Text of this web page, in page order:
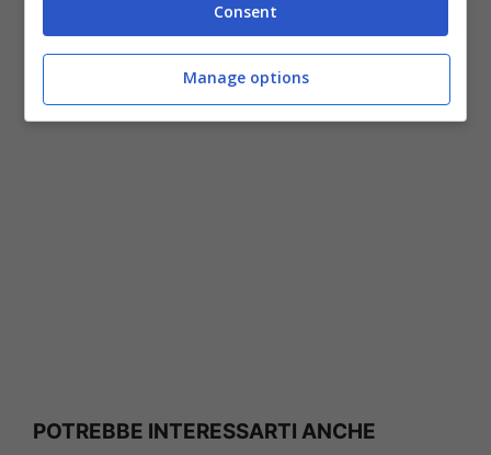
affermando come l’anno più caldo di
POTREBBE INTERESSARTI ANCHE
Consent
Manage options